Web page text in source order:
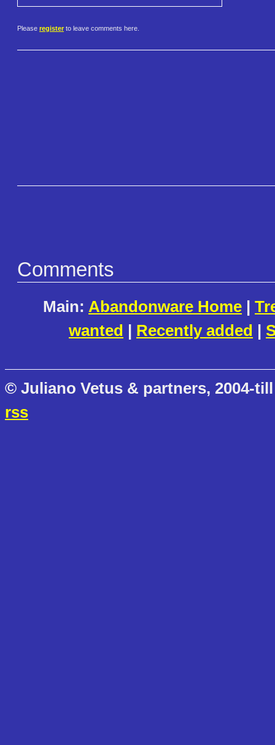
Please register to leave comments here.
Comments
Main: Abandonware Home |
wanted | Recently added |
© Juliano Vetus & partners, 2004-
rss